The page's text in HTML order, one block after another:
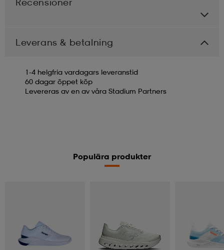
Leverans & betalning
1-4 helgfria vardagars leveranstid
60 dagar öppet köp
Levereras av en av våra Stadium Partners
Populära produkter